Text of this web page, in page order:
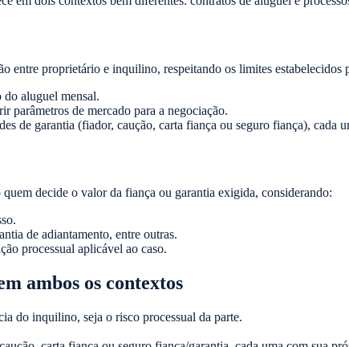
entre proprietário e inquilino, respeitando os limites
aluguel mensal.
parâmetros de mercado para a negociação.
de garantia (fiador, caução, carta fiança ou seguro fiança), cada
decide o valor da fiança ou garantia exigida, considerando:
de adiantamento, entre outras.
processual aplicável ao caso.
ambos os contextos
do inquilino, seja o risco processual da parte.